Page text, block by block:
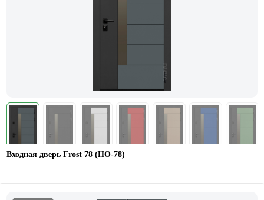
Входная дверь Frost 78 (НО-78)